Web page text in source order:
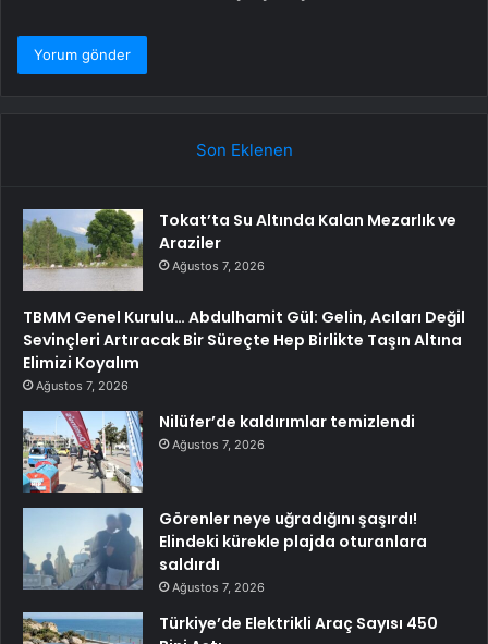
Son Eklenen
Tokat’ta Su Altında Kalan Mezarlık ve
Araziler
Ağustos 7, 2026
TBMM Genel Kurulu… Abdulhamit Gül: Gelin, Acıları Değil
Sevinçleri Artıracak Bir Süreçte Hep Birlikte Taşın Altına
Elimizi Koyalım
Ağustos 7, 2026
Nilüfer’de kaldırımlar temizlendi
Ağustos 7, 2026
Görenler neye uğradığını şaşırdı!
Elindeki kürekle plajda oturanlara
saldırdı
Ağustos 7, 2026
Türkiye’de Elektrikli Araç Sayısı 450